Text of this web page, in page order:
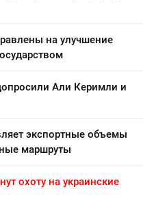
на улучшение
Али Керимли и
экспортные объемы
маршруты
охоту на украинские